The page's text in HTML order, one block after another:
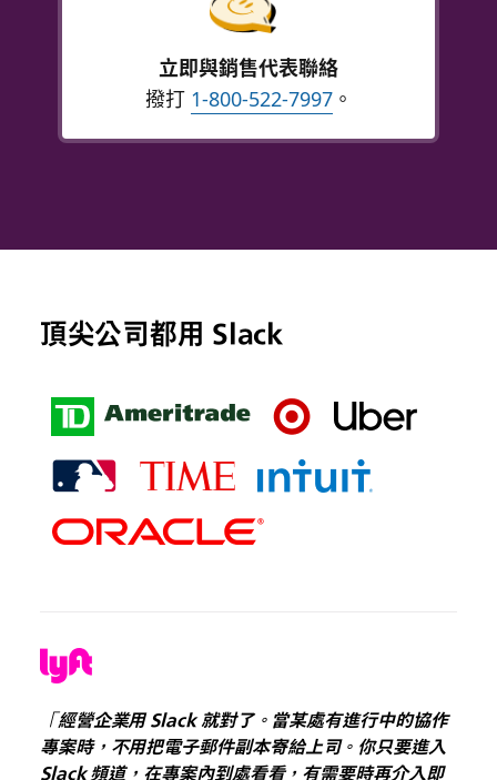
立即與銷售代表聯絡
撥打 1-800-522-7997。
頂尖公司都用 Slack
「經營企業用 Slack 就對了。當某處有進行中的協作
專案時，不用把電子郵件副本寄給上司。你只要進入
Slack 頻道，在專案內到處看看，有需要時再介入即